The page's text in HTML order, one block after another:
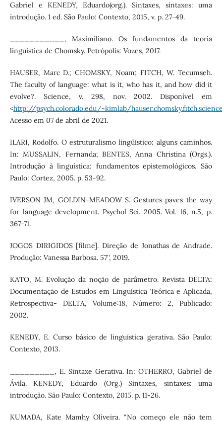
Gabriel e KENEDY, Eduardo(org.). Sintaxes, sintaxes: uma
introdução. 1 ed. São Paulo: Contexto, 2015, v. p. 27-49.
___________, Maximiliano. Os fundamentos da teoria
linguística de Chomsky. Petrópolis: Vozes, 2017.
HAUSER, Marc D.; CHOMSKY, Noam; FITCH, W. Tecumseh.
The faculty of language: what is it, who has it, and how did it
evolve?. Science, v. 298, nov. 2002. Disponível em
<http://psych.colorado.edu/~kimlab/
Acesso em 07 de abril de 2021.
ILARI, Rodolfo. O estruturalismo lingüístico: alguns caminhos.
In: MUSSALIN, Fernanda; BENTES, Anna Christina (Orgs.).
Introdução à linguística: fundamentos epistemológicos. São
Paulo: Cortez, 2005. p. 53-92.
IVERSON JM, GOLDIN-MEADOW S. Gestures paves the way
for language development. Psychol Sci. 2005. Vol. 16, n.5, p.
367-71.
JOGOS DIRIGIDOS [filme]. Direção de Jonathas de Andrade.
Produção: Vanessa Barbosa. 57'', 2019.
KATO, M. Evolução da noção de parâmetro. Revista DELTA:
Documentação de Estudos em Linguística Teórica e Aplicada,
Retrospectiva- DELTA, Volume:18, Número: 2, Publicado:
2002.
KENEDY, E. Curso básico de linguística gerativa. São Paulo:
Contexto, 2013.
_________, E. Sintaxe Gerativa. In: OTHERRO, Gabriel de
Ávila. KENEDY, Eduardo (Org.) Sintaxes, sintaxes: uma
introdução. São Paulo: Contexto, 2015. p. 11-26.
KUMADA, Kate Mamhy Oliveira. “No começo ele não tem